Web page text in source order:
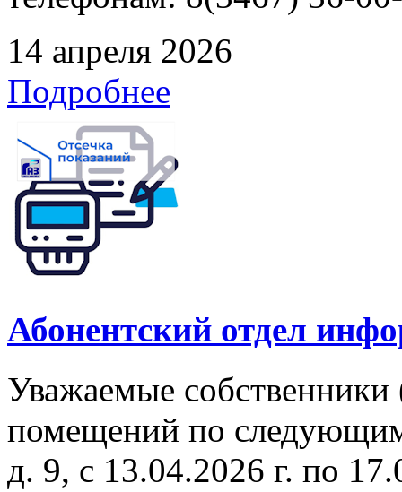
14 апреля 2026
Подробнее
Абонентский отдел
Уважаемые
помещений по
д. 9, с 13.04.2026 г. по